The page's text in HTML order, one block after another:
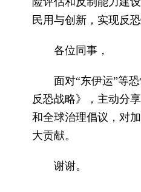
民用与创新，实现反
各位同事，
面对“东伊运”等
反恐战略》，主动分
和全球治理倡议，对
大贡献。
谢谢。